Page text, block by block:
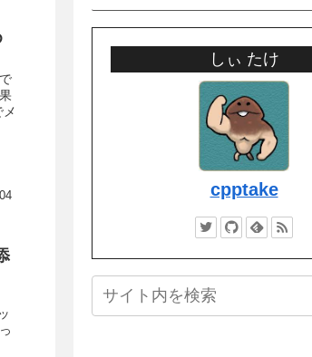
しぃ たけ
cpptake